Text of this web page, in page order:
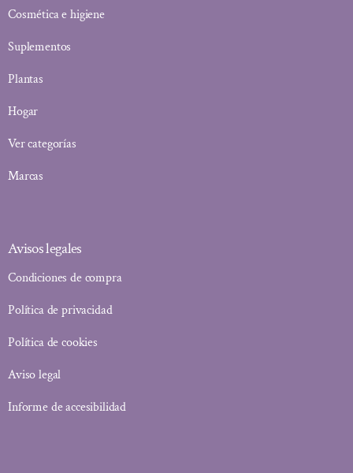
Cosmética e higiene
Suplementos
Plantas
Hogar
Ver categorías
Marcas
Avisos legales
Condiciones de compra
Política de privacidad
Política de cookies
Aviso legal
Informe de accesibilidad